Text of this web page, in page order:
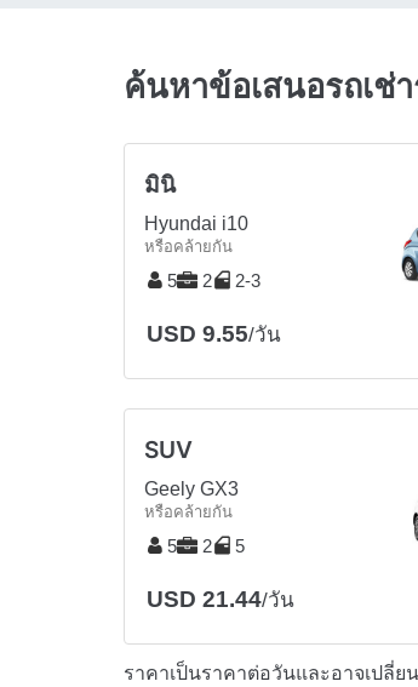
ค้นหาข้อเสนอรถเช่
มินิ
Hyundai i10
หรือคล้ายกัน
5 2 2-3
USD 9.55/วัน
SUV
Geely GX3
หรือคล้ายกัน
5 2 5
USD 21.44/วัน
ราคาเป็นราคาต่อวันและอาจเปลี่